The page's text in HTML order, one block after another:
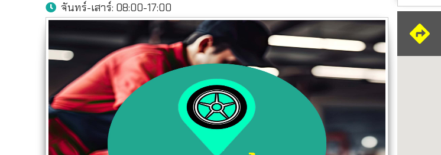
จันทร์-เสาร์: 08:00-17:00